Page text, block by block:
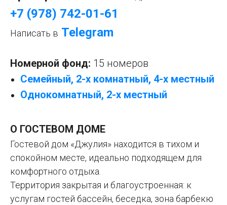
+7 (978) 742-01-61
Написать в Telegram
Номерной фонд: 15 номеров
Семейный, 2-х комнатный, 4-х местный
Однокомнатный, 2-х местный
О ГОСТЕВОМ ДОМЕ
Гостевой дом «Джулия» находится в тихом и
спокойном месте, идеально подходящем для
комфортного отдыха.
Территория закрытая и благоустроенная: к
услугам гостей бассейн, беседка, зона барбекю